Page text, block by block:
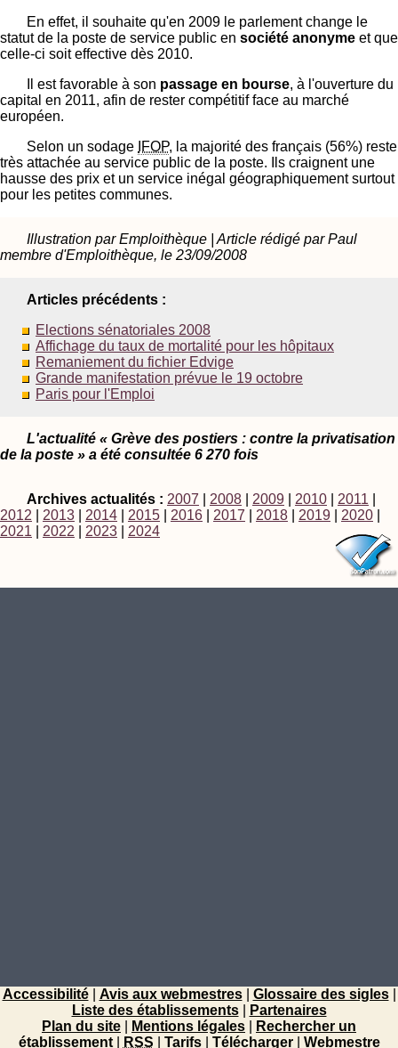
En effet, il souhaite qu'en 2009 le parlement change le
statut de la poste de service public en société anonyme et que
celle-ci soit effective dès 2010.
Il est favorable à son passage en bourse, à l'ouverture du
capital en 2011, afin de rester compétitif face au marché
européen.
Selon un sodage IFOP, la majorité des français (56%) reste
très attachée au service public de la poste. Ils craignent une
hausse des prix et un service inégal géographiquement surtout
pour les petites communes.
Illustration par Emploithèque | Article rédigé par Paul
membre d'Emploithèque, le 23/09/2008
Articles précédents :
Elections sénatoriales 2008
Affichage du taux de mortalité pour les hôpitaux
Remaniement du fichier Edvige
Grande manifestation prévue le 19 octobre
Paris pour l'Emploi
L'actualité « Grève des postiers : contre la privatisation
de la poste » a été consultée 6 270 fois
Archives actualités : 2007 2008 2009 2010 2011
2012
2013 2014 2015 2016 2017 2018 2019 2020
2021
2022 2023 2024
Accessibilité| Avis aux webmestres| Glossaire des sigles|
Liste des établissements|
Partenaires
Plan du site
Mentions légales
Rechercher un
établissement| RSS Tarifs| Télécharger| Webmestre